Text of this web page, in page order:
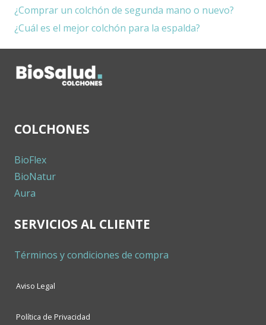
¿Comprar un colchón de segunda mano o nuevo?
¿Cuál es el mejor colchón para la espalda?
COLCHONES
BioFlex
BioNatur
Aura
SERVICIOS AL CLIENTE
Términos y condiciones de compra
Aviso Legal
Política de Privacidad